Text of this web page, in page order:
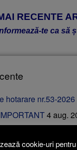
RECENTE
te ca să
hotarare nr.53-2026
4 aug.
COMUNITAR3
cookie-uri